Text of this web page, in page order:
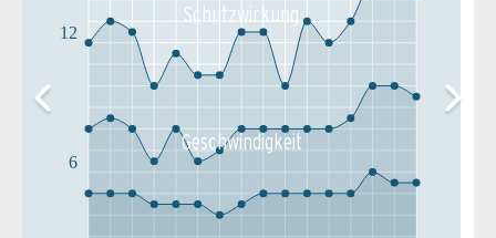
6
12
Schutz­wirkung
Geschw­indigkeit